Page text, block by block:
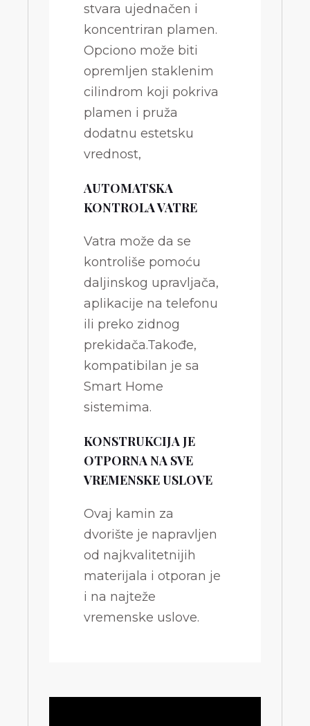
stvara ujednačen i
koncentriran plamen.
Opciono može biti
opremljen staklenim
cilindrom koji pokriva
plamen i pruža
dodatnu estetsku
vrednost,
AUTOMATSKA
KONTROLA VATRE
Vatra može da se
kontroliše pomoću
daljinskog upravljača,
aplikacije na telefonu
ili preko zidnog
prekidača.Takođe,
kompatibilan je sa
Smart Home
sistemima.
KONSTRUKCIJA JE
OTPORNA NA SVE
VREMENSKE USLOVE
Ovaj kamin za
dvorište je napravljen
od najkvalitetnijih
materijala i otporan je
i na najteže
vremenske uslove.